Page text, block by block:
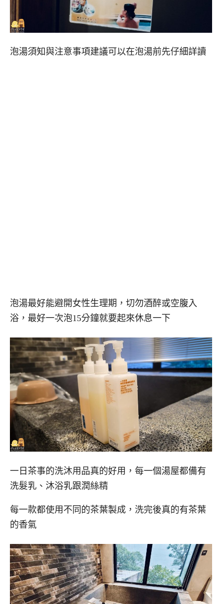
泡湯須知與注意事項建議可以在泡湯前先仔細詳讀
泡湯最好能避開女性生理期，切勿酒醉或空腹入
浴，最好一次泡15分鐘就要起來休息一下
一日茶事的洗沐用品真的好用，每一個湯屋都備有
洗髮乳、沐浴乳跟潤絲精
每一款都使用不同的茶葉製成，洗完後真的有茶葉
的香氣